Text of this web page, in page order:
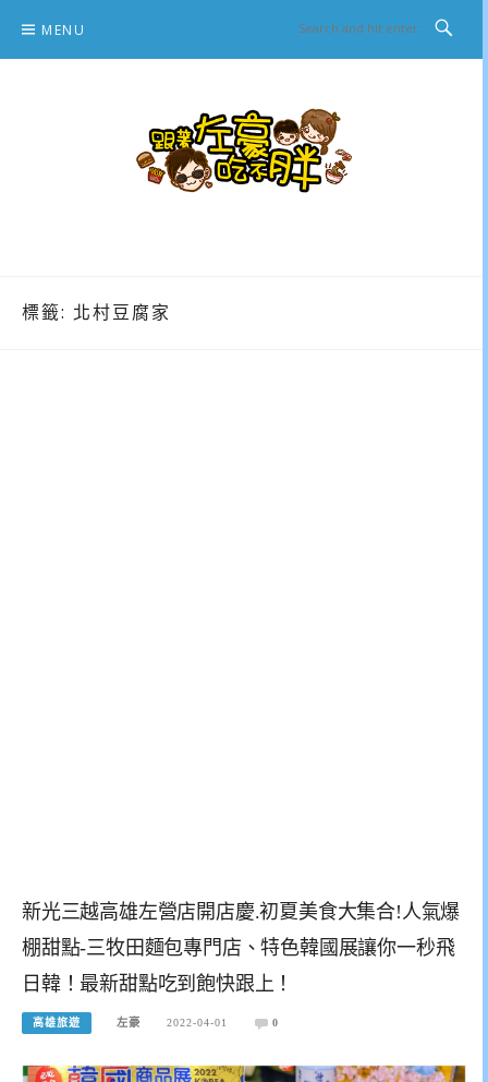
content
MENU
標籤: 北村豆腐家
新光三越高雄左營店開店慶.初夏美食大集合!人氣爆
棚甜點-三牧田麵包專門店、特色韓國展讓你一秒飛
日韓！最新甜點吃到飽快跟上！
高雄旅遊 左豪 2022-04-01 0